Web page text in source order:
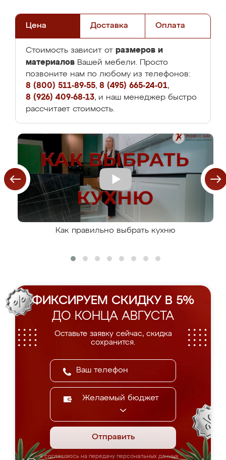
Цена Доставка Оплата
Стоимость зависит от размеров и
материалов Вашей мебели. Просто
позвоните нам по любому из телефонов:
8 (800) 511-89-55, 8 (495) 665-24-01,
8 (926) 409-68-13, и наш менеджер быстро
рассчитает стоимость.
Как правильно выбрать кухню
ФИКСИРУЕМ СКИДКУ В 5%
ДО КОНЦА АВГУСТА
Оставьте заявку сейчас, скидка
сохранится.
Желаемый бюджет
Отправить
Я соглашаюсь на передачу персональных данных